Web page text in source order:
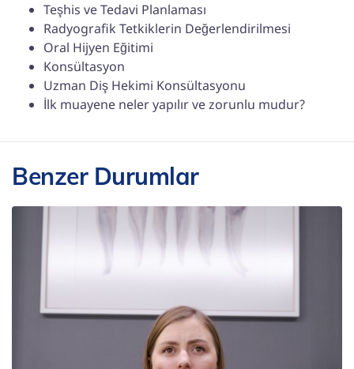
Teşhis ve Tedavi Planlaması
Radyografik Tetkiklerin Değerlendirilmesi
Oral Hijyen Eğitimi
Konsültasyon
Uzman Diş Hekimi Konsültasyonu
İlk muayene neler yapılır ve zorunlu mudur?
Benzer Durumlar